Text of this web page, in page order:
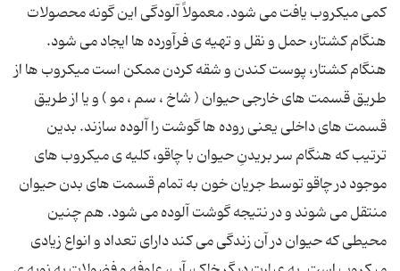
کمی میکروب یافت می شود. معمولاً آلودگی این گونه محصولات
هنگام کشتار، حمل و نقل و تهیه ی فرآورده ها ایجاد می شود.
هنگام کشتار، پوست کندن و شقه کردن ممکن است میکروب ها از
طریق قسمت های خارجی حیوان ( شاخ ، سم ، مو ) و یا از طریق
قسمت های داخلی یعنی روده ها گوشت را آلوده سازند. بدین
ترتیب که هنگام سر بریدنِ حیوان با چاقو، کلیه ی میکروب های
موجود در چاقو توسط جریان خون به تمام قسمت های بدن حیوان
منتقل می شوند و در نتیجه گوشت آلوده می شود. هم چنین
محیطی که حیوان در آن زندگی می کند دارای تعداد و انواع زیادی